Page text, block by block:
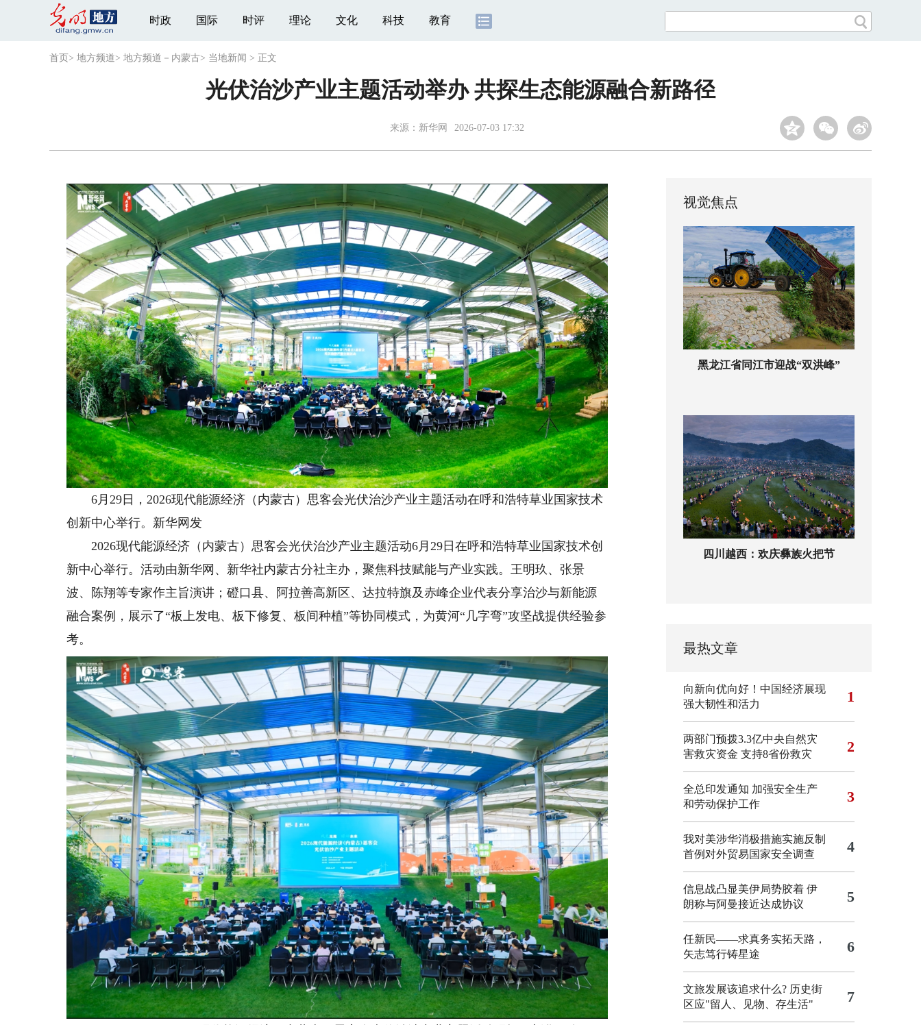
时政 国际 时评 理论 文化 科技 教育
首页 > 地方频道> 地方频道－内蒙古> 当地新闻 > 正文
光伏治沙产业主题活动举办 共探生态能源融合新路径
来源： 新华网 2026-07-03 17:32
6月29日，2026现代能源经济（内蒙古）思客会光伏治沙产业主题活动在呼和浩特草业国家技术
创新中心举行。新华网发
2026现代能源经济（内蒙古）思客会光伏治沙产业主题活动6月29日在呼和浩特草业国家技术创
新中心举行。活动由新华网、新华社内蒙古分社主办，聚焦科技赋能与产业实践。王明玖、张景
波、陈翔等专家作主旨演讲；磴口县、阿拉善高新区、达拉特旗及赤峰企业代表分享治沙与新能源
融合案例，展示了“板上发电、板下修复、板间种植”等协同模式，为黄河“几字弯”攻坚战提供经验参
考。
视觉焦点
黑龙江省同江市迎战“双洪峰”
四川越西：欢庆彝族火把节
最热文章
向新向优向好！中国经济展现
强大韧性和活力
1
两部门预拨3.3亿中央自然灾
害救灾资金 支持8省份救灾
2
全总印发通知 加强安全生产
和劳动保护工作
3
我对美涉华消极措施实施反制
首例对外贸易国家安全调查
4
信息战凸显美伊局势胶着 伊
朗称与阿曼接近达成协议
5
任新民——求真务实拓天路，
矢志笃行铸星途
6
文旅发展该追求什么? 历史街
区应"留人、见物、存生活"
7